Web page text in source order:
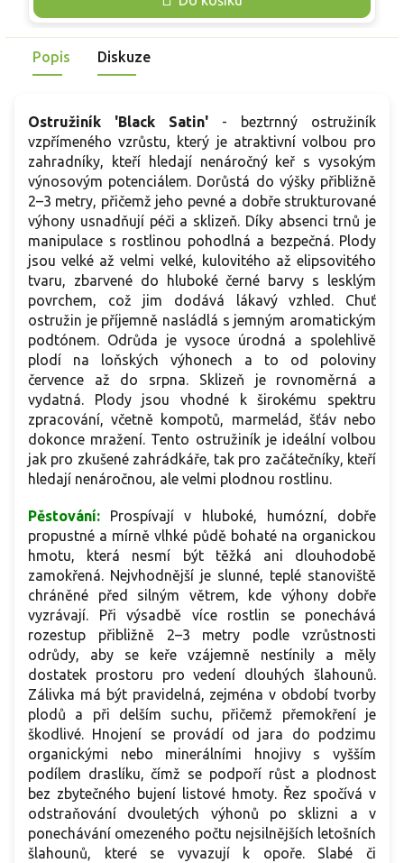
sklizeň probíhá od konce června do července, druhá vlna od
slupkou, sladkou, aromatickou dužninou se hodí k přímé
konzumaci, na dezerty i k mražení. Plody obsahují vitamin C a
Popis Diskuze
Ostružiník 'Black Satin' - beztrnný ostružiník
vzpřímeného vzrůstu, který je atraktivní volbou pro
zahradníky, kteří hledají nenáročný keř s vysokým
výnosovým potenciálem. Dorůstá do výšky přibližně
2–3 metry, přičemž jeho pevné a dobře strukturované
výhony usnadňují péči a sklizeň. Díky absenci trnů je
manipulace s rostlinou pohodlná a bezpečná. Plody
jsou velké až velmi velké, kulovitého až elipsovitého
tvaru, zbarvené do hluboké černé barvy s lesklým
povrchem, což jim dodává lákavý vzhled. Chuť
ostružin je příjemně nasládlá s jemným aromatickým
podtónem. Odrůda je vysoce úrodná a spolehlivě
plodí na loňských výhonech a to od poloviny
července až do srpna. Sklizeň je rovnoměrná a
vydatná. Plody jsou vhodné k širokému spektru
zpracování, včetně kompotů, marmelád, šťáv nebo
dokonce mražení. Tento ostružiník je ideální volbou
jak pro zkušené zahrádkáře, tak pro začátečníky, kteří
hledají nenáročnou, ale velmi plodnou rostlinu.
Pěstování: Prospívají v hluboké, humózní, dobře
propustné a mírně vlhké půdě bohaté na organickou
hmotu, která nesmí být těžká ani dlouhodobě
zamokřená. Nejvhodnější je slunné, teplé stanoviště
chráněné před silným větrem, kde výhony dobře
vyzrávají. Při výsadbě více rostlin se ponechává
rozestup přibližně 2–3 metry podle vzrůstnosti
odrůdy, aby se keře vzájemně nestínily a měly
dostatek prostoru pro vedení dlouhých šlahounů.
Zálivka má být pravidelná, zejména v období tvorby
plodů a při delším suchu, přičemž přemokření je
škodlivé. Hnojení se provádí od jara do podzimu
organickými nebo minerálními hnojivy s vyšším
podílem draslíku, čímž se podpoří růst a plodnost
bez zbytečného bujení listové hmoty. Řez spočívá v
odstraňování dvouletých výhonů po sklizni a v
ponechávání omezeného počtu nejsilnějších letošních
šlahounů, které se vyvazují k opoře. Slabé či